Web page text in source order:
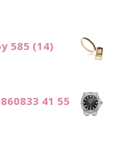
585 (14)
41 55